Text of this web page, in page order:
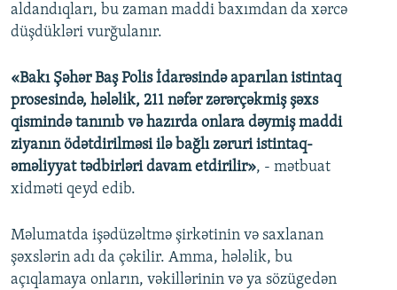
aldandıqları, bu zaman maddi baxımdan da xərcə
düşdükləri vurğulanır.
«Bakı Şəhər Baş Polis İdarəsində aparılan istintaq
prosesində, hələlik, 211 nəfər zərərçəkmiş şəxs
qismində tanınıb və hazırda onlara dəymiş maddi
ziyanın ödətdirilməsi ilə bağlı zəruri istintaq-
əməliyyat tədbirləri davam etdirilir», - mətbuat
xidməti qeyd edib.
Məlumatda işədüzəltmə şirkətinin və saxlanan
şəxslərin adı da çəkilir. Amma, hələlik, bu
açıqlamaya onların, vəkillərinin və ya sözügedən